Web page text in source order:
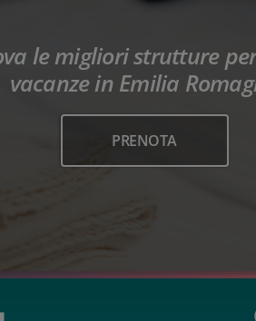
le migliori strutture
vacanze in Emilia
PRENOTA